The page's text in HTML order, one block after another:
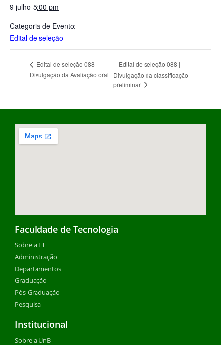
9 julho-5:00 pm
Categoria de Evento:
Edital de seleção
Edital de seleção 088 |
Divulgação da Avaliação oral
Edital de seleção 088 |
Divulgação da classificação
preliminar
Faculdade de Tecnologia
Sobre a FT
Administração
Departamentos
Graduação
Pós-Graduação
Pesquisa
Institucional
Sobre a UnB